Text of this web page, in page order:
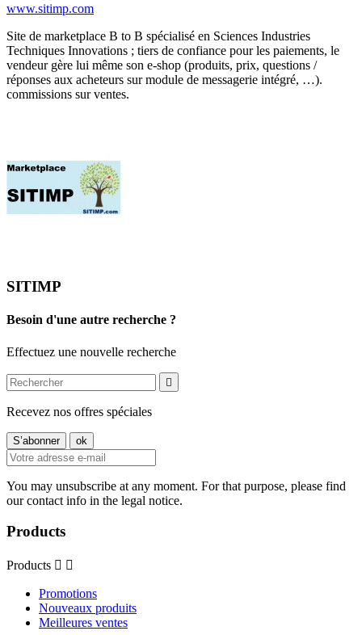
www.sitimp.com
Site de marketplace B to B spécialisé en Sciences Industries
Techniques Innovations ; tiers de confiance pour les paiements, le
vendeur gère lui même son e-shop (produits, prix, questions /
réponses aux acheteurs sur module de messagerie intégré, …).
commissions sur ventes.
SITIMP
Besoin d'une autre recherche ?
Effectuez une nouvelle recherche

Recevez nos offres spéciales
You may unsubscribe at any moment. For that purpose, please find
our contact info in the legal notice.
Products
Products  
Promotions
Nouveaux produits
Meilleures ventes